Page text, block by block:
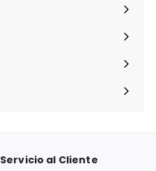
Servicio al Cliente